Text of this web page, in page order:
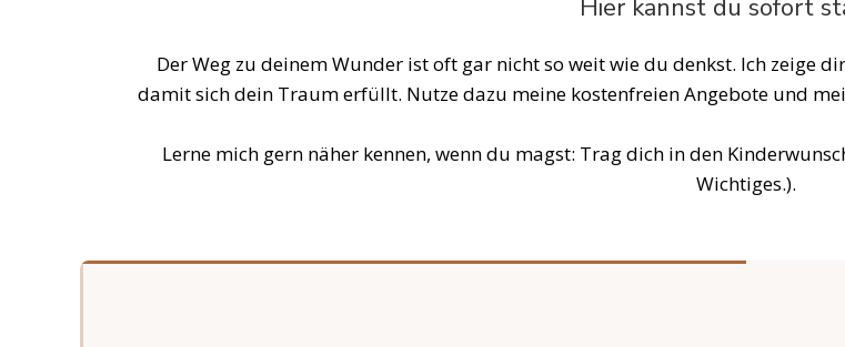
Hier kannst du sofort
Der Weg zu deinem Wunder ist oft gar nicht so weit wie du denkst. Ich zeige
damit sich dein Traum erfüllt. Nutze dazu meine kostenfreien Angebote und
Lerne mich gern näher kennen, wenn du magst: Trag dich in den
Wichtiges.).